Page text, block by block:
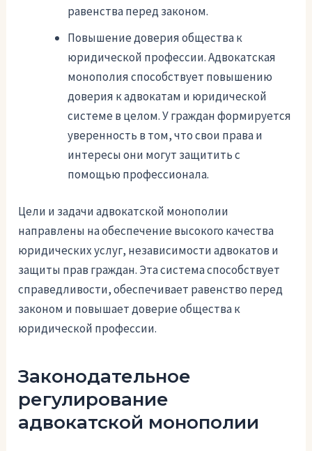
равенства перед законом.
Повышение доверия общества к
юридической профессии. Адвокатская
монополия способствует повышению
доверия к адвокатам и юридической
системе в целом. У граждан формируется
уверенность в том, что свои права и
интересы они могут защитить с
помощью профессионала.
Цели и задачи адвокатской монополии
направлены на обеспечение высокого качества
юридических услуг, независимости адвокатов и
защиты прав граждан. Эта система способствует
справедливости, обеспечивает равенство перед
законом и повышает доверие общества к
юридической профессии.
Законодательное
регулирование
адвокатской монополии